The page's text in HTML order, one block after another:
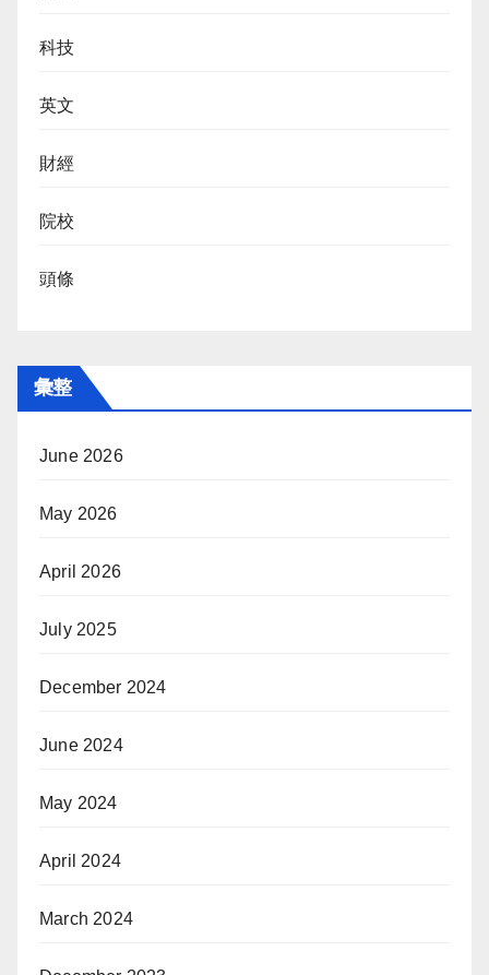
科技
英文
財經
院校
頭條
彙整
June 2026
May 2026
April 2026
July 2025
December 2024
June 2024
May 2024
April 2024
March 2024